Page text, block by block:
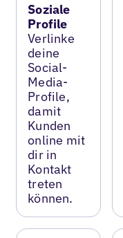
Soziale
Profile
Verlinke
deine
Social-
Media-
Profile,
damit
Kunden
online mit
dir in
Kontakt
treten
können.